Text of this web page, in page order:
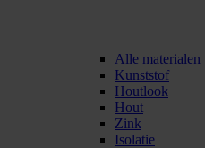
Alle materialen
Kunststof
Houtlook
Hout
Zink
Isolatie